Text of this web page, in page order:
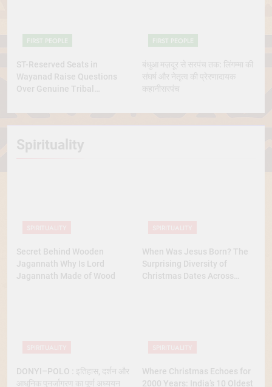
FIRST PEOPLE
ST-Reserved Seats in
Wayanad Raise Questions
Over Genuine Tribal
FIRST PEOPLE
बंधुआ मज़दूर से सरपंच तक: लिंगम्मा की
संघर्ष और नेतृत्व की प्रेरणादायक
कहानीसरपंच
Spirituality
Secret Behind Wooden
Jagannath Why Is Lord
Jagannath Made of Wood
When Was Jesus Born? The
Surprising Diversity of
Christmas Dates Across
DONYI–POLO : इतिहास, दर्शन और
आधुनिक पुनर्जागरण का पूर्ण अध्ययन
Where Christmas Echoes for
2000 Years: India’s 10 Oldest